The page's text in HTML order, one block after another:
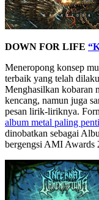
DOWN FOR LIFE
Meneropong konsep
terbaik yang telah
Menghasilkan kobaran
kencang, namun juga
pesan lirik-liriknya.
album metal paling
dinobatkan sebagai
bergengsi AMI Awards